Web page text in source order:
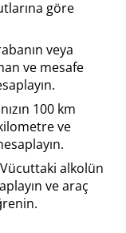
göre
veya
ve mesafe
100 km
ve
alkolün
ve araç